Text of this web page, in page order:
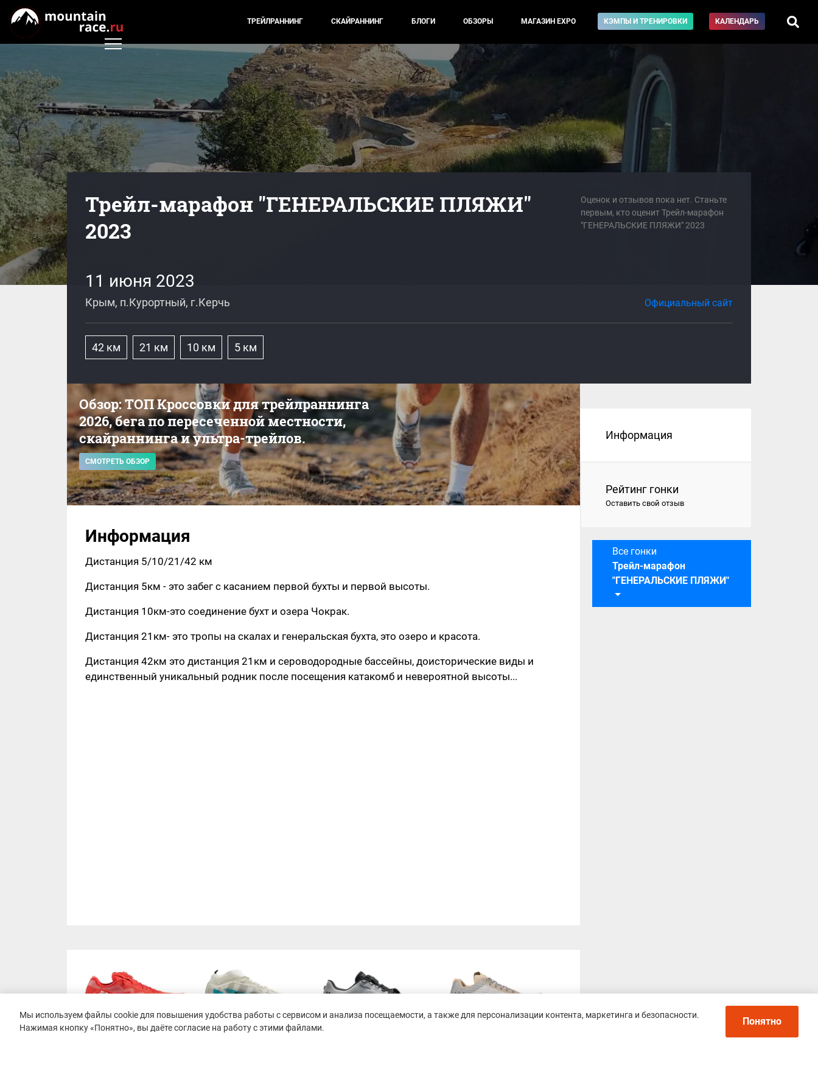
ТРЕЙЛРАННИНГ СКАЙРАННИНГ БЛОГИ ОБЗОРЫ МАГАЗИН EXPO КЭМПЫ И ТРЕНИРОВКИ КАЛЕНДАРЬ
Трейл-марафон "ГЕНЕРАЛЬСКИЕ ПЛЯЖИ"
2023
Оценок и отзывов пока нет. Станьте
первым, кто оценит Трейл-марафон
"ГЕНЕРАЛЬСКИЕ ПЛЯЖИ" 2023
11 июня 2023
Крым, п.Курортный, г.Керчь Официальный сайт
42 км 21 км 10 км 5 км
Обзор: ТОП Кроссовки для трейлраннинга
2026, бега по пересеченной местности,
скайраннинга и ультра-трейлов.
СМОТРЕТЬ ОБЗОР
Информация
Дистанция 5/10/21/42 км
Дистанция 5км - это забег с касанием первой бухты и первой высоты.
Дистанция 10км-это соединение бухт и озера Чокрак.
Дистанция 21км- это тропы на скалах и генеральская бухта, это озеро и красота.
Дистанция 42км это дистанция 21км и сероводородные бассейны, доисторические виды и
единственный уникальный родник после посещения катакомб и невероятной высоты...
Информация
Рейтинг гонки
Оставить свой отзыв
Все гонки
Трейл-марафон
"ГЕНЕРАЛЬСКИЕ ПЛЯЖИ"
Мы используем файлы cookie для повышения удобства работы с сервисом и анализа посещаемости, а также для персонализации контента, маркетинга и безопасности.
Нажимая кнопку «Понятно», вы даёте согласие на работу с этими файлами.
Понятно